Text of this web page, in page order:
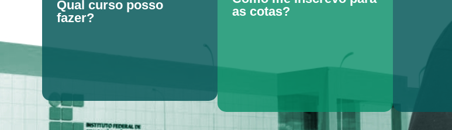
Qual curso posso
fazer?
as cotas?